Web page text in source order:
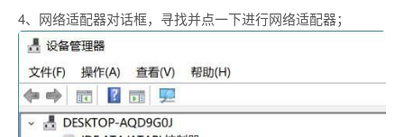
4、网络适配器对话框，寻找并点一下进行网络适配器；